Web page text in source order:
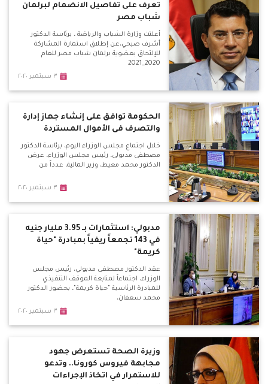
تعرف على تفاصيل الانضمام لبرلمان
شباب مصر
أعلنت وزارة الشباب والرياضة ، برئاسة الدكتور
أشرف صبحي،عن إطلاق استمارة المشاركة
للإلتحاق بعضوية برلمان شباب مصر للعام
2020_2021
٣ سبتمبر ٢٠٢٠
الحكومة توافق على إنشاء جهاز إدارة
والتصرف فى الأموال المستردة
خلال اجتماع مجلس الوزراء اليوم، برئاسة الدكتور
مصطفى مدبولى، رئيس مجلس الوزراء، عرض
الدكتور محمد معيط، وزير المالية، عدداً من
٣ سبتمبر ٢٠٢٠
مدبولي: استثمارات بـ 3.95 مليار جنيه
في 143 تجمعاً ريفياً بمبادرة "حياة
كريمة"
عقد الدكتور مصطفى مدبولي، رئيس مجلس
الوزراء، اجتماعاً لمتابعة الموقف التنفيذي
للمبادرة الرئاسية "حياة كريمة"، بحضور الدكتور
محمد سعفان،
٣ سبتمبر ٢٠٢٠
وزيرة الصحة تستعرض جهود
مجابهة فيروس كورونا.. وتدعو
للاستمرار في اتخاذ الإجراءات